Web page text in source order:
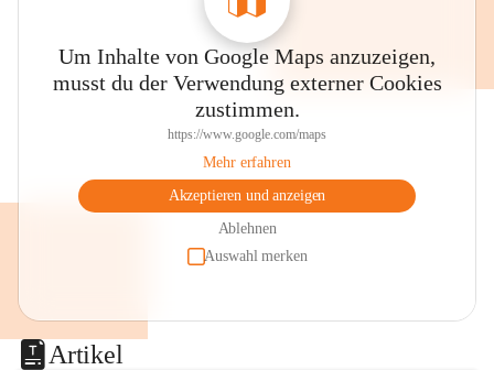
Um Inhalte von Google Maps anzuzeigen,
musst du der Verwendung externer Cookies
zustimmen.
https://www.google.com/maps
Mehr erfahren
Akzeptieren und anzeigen
Ablehnen
Auswahl merken
Artikel